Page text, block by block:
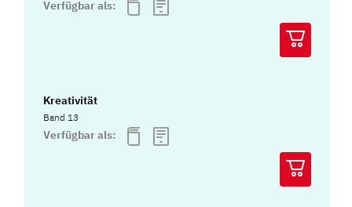
Verfügbar als:
Kreativität
Band 13
Verfügbar als: